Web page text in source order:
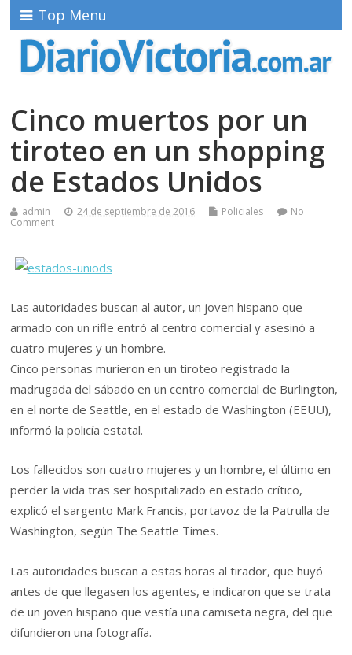
Top Menu
Cinco muertos por un
tiroteo en un shopping
de Estados Unidos
admin 24 de septiembre de 2016 Policiales
No
Comment
Las autoridades buscan al autor, un joven hispano que
armado con un rifle entró al centro comercial y asesinó a
cuatro mujeres y un hombre.
Cinco personas murieron en un tiroteo registrado la
madrugada del sábado en un centro comercial de Burlington,
en el norte de Seattle, en el estado de Washington (EEUU),
informó la policía estatal.
Los fallecidos son cuatro mujeres y un hombre, el último en
perder la vida tras ser hospitalizado en estado crítico,
explicó el sargento Mark Francis, portavoz de la Patrulla de
Washington, según The Seattle Times.
Las autoridades buscan a estas horas al tirador, que huyó
antes de que llegasen los agentes, e indicaron que se trata
de un joven hispano que vestía una camiseta negra, del que
difundieron una fotografía.